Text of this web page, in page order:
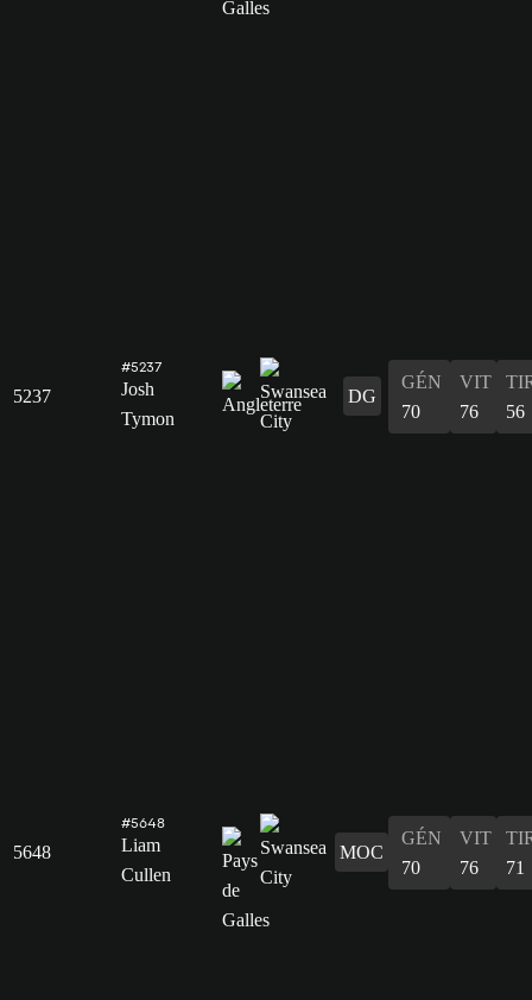
5237
#5237
Josh
Tymon
DG
GÉN
70
VIT
76
56
5648
#5648
Liam
Cullen
MOC
GÉN
70
VIT
76
71